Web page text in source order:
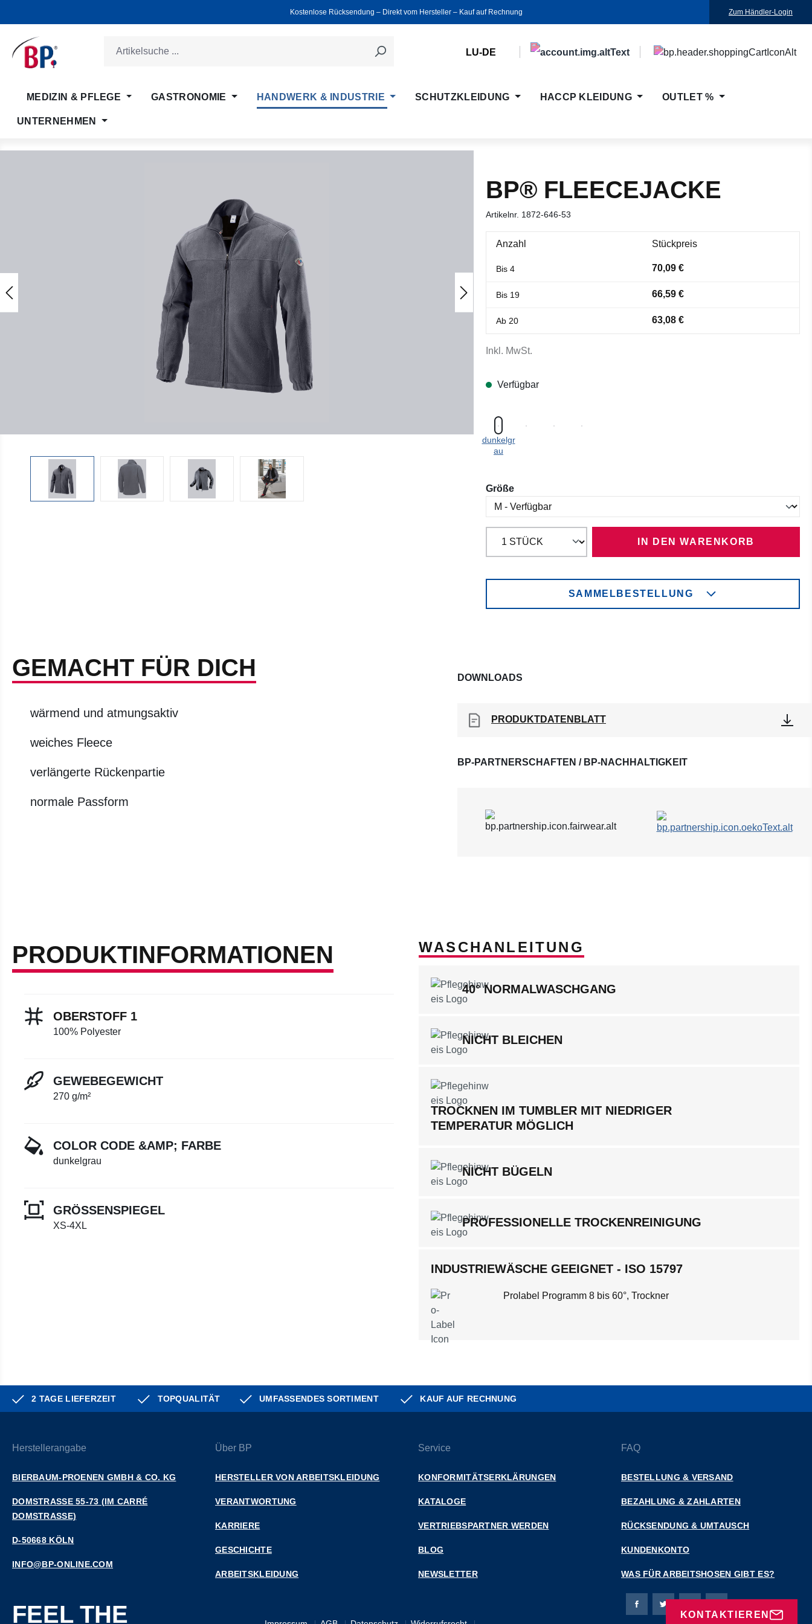
Kostenlose Rücksendung ‒ Direkt vom Hersteller ‒ Kauf auf Rechnung Zum Händler-Login
LU-DE
MEDIZIN & PFLEGE GASTRONOMIE HANDWERK & INDUSTRIE SCHUTZKLEIDUNG HACCP KLEIDUNG OUTLET %
UNTERNEHMEN
BP® FLEECEJACKE
Artikelnr. 1872-646-53
Anzahl Stückpreis
Bis 4 70,09 €
Bis 19 66,59 €
Ab 20 63,08 €
Inkl. MwSt.
Verfügbar
dunkelgr
au
Größeauswählen
IN DEN WARENKORB
SAMMELBESTELLUNG
GEMACHT FÜR DICH
wärmend und atmungsaktiv
weiches Fleece
verlängerte Rückenpartie
normale Passform
DOWNLOADS
PRODUKTDATENBLATT
BP-PARTNERSCHAFTEN / BP-NACHHALTIGKEIT
PRODUKTINFORMATIONEN
OBERSTOFF 1
100% Polyester
GEWEBEGEWICHT
270 g/m²
COLOR CODE &AMP; FARBE
dunkelgrau
GRÖSSENSPIEGEL
XS-4XL
WASCHANLEITUNG
40° NORMALWASCHGANG
NICHT BLEICHEN
TROCKNEN IM TUMBLER MIT NIEDRIGER
TEMPERATUR MÖGLICH
NICHT BÜGELN
PROFESSIONELLE TROCKENREINIGUNG
INDUSTRIEWÄSCHE GEEIGNET - ISO 15797
Prolabel Programm 8 bis 60°, Trockner
KONTAKTIEREN
2 TAGE LIEFERZEIT TOPQUALITÄT UMFASSENDES SORTIMENT KAUF AUF RECHNUNG
Herstellerangabe
BIERBAUM-PROENEN GMBH & CO. KG
DOMSTRASSE 55-73 (IM CARRÉ D
OMSTRASSE)
D-50668 KÖLN
INFO@BP-ONLINE.COM
Über BP
HERSTELLER VON ARBEITSKLEIDUNG
VERANTWORTUNG
KARRIERE
GESCHICHTE
ARBEITSKLEIDUNG
Service
KONFORMITÄTSERKLÄRUNGEN
KATALOGE
VERTRIEBSPARTNER WERDEN
BLOG
NEWSLETTER
FAQ
BESTELLUNG & VERSAND
BEZAHLUNG & ZAHLARTEN
RÜCKSENDUNG & UMTAUSCH
KUNDENKONTO
WAS FÜR ARBEITSHOSEN GIBT ES?
FEEL THE Bierbaum-Proenen Facebook-Seite
Bierbaum-Proenen Twitter Seite
Bierbaum-Proenen LinkedIn
Bierbaum-Proenen